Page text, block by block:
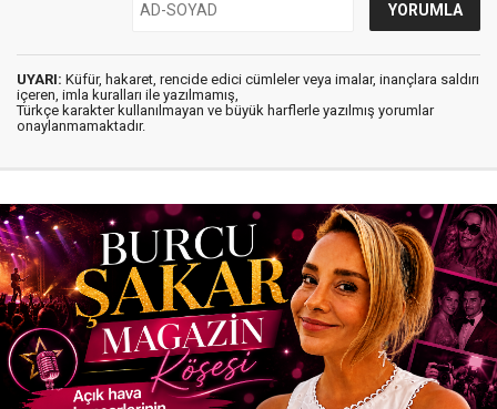
UYARI: Küfür, hakaret, rencide edici cümleler veya imalar, inançlara saldırı
içeren, imla kuralları ile yazılmamış,
Türkçe karakter kullanılmayan ve büyük harflerle yazılmış yorumlar
onaylanmamaktadır.